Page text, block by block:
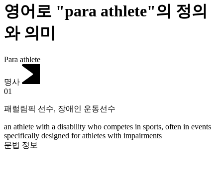
영어로 "para athlete"의 정의
와 의미
Para athlete
명사
01
패럴림픽 선수, 장애인 운동선수
an athlete with a disability who competes in sports, often in events
specifically designed for athletes with impairments
문법 정보